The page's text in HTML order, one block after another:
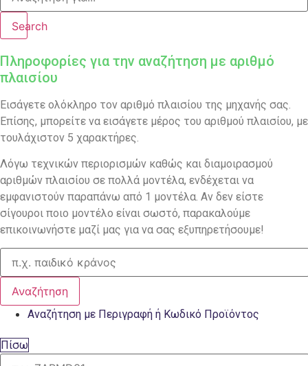
Search
Πληροφορίες για την αναζήτηση με αριθμό
πλαισίου
Εισάγετε ολόκληρο τον αριθμό πλαισίου της μηχανής σας.
Επίσης, μπορείτε να εισάγετε μέρος του αριθμού πλαισίου, με
τουλάχιστον 5 χαρακτήρες.
Λόγω τεχνικών περιορισμών καθώς και διαμοιρασμού
αριθμών πλαισίου σε πολλά μοντέλα, ενδέχεται να
εμφανιστούν παραπάνω από 1 μοντέλα. Αν δεν είστε
σίγουροι ποιο μοντέλο είναι σωστό, παρακαλούμε
επικοινωνήστε μαζί μας για να σας εξυπηρετήσουμε!
Αναζήτηση
Αναζήτηση με Περιγραφή ή Κωδικό Προϊόντος
Πίσω